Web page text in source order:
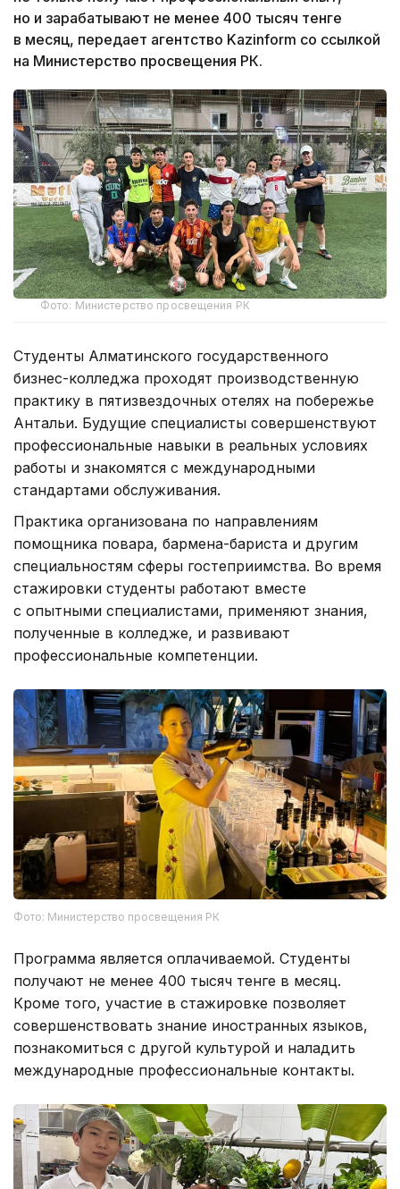
но и зарабатывают не менее 400 тысяч тенге
в месяц, передает агентство Kazinform со ссылкой
на Министерство просвещения РК.
Фото: Министерство просвещения РК
Студенты Алматинского государственного
бизнес-колледжа проходят производственную
практику в пятизвездочных отелях на побережье
Антальи. Будущие специалисты совершенствуют
профессиональные навыки в реальных условиях
работы и знакомятся с международными
стандартами обслуживания.
Практика организована по направлениям
помощника повара, бармена-бариста и другим
специальностям сферы гостеприимства. Во время
стажировки студенты работают вместе
с опытными специалистами, применяют знания,
полученные в колледже, и развивают
профессиональные компетенции.
Фото: Министерство просвещения РК
Программа является оплачиваемой. Студенты
получают не менее 400 тысяч тенге в месяц.
Кроме того, участие в стажировке позволяет
совершенствовать знание иностранных языков,
познакомиться с другой культурой и наладить
международные профессиональные контакты.